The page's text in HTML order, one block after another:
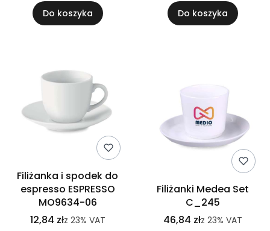
Do koszyka Do koszyka
Filiżanka i spodek do
espresso ESPRESSO
MO9634-06
12,84 złz 23% VAT
Filiżanki Medea Set
C_245
46,84 złz 23% VAT